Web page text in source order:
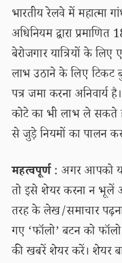
भारतीय रेलवे में महात्मा
अधिनियम द्वारा
बेरोजगार यात्रियों के
लाभ उठाने के लिए टिकट
पत्र जमा करना अनिवार्य
कोटे का भी लाभ ले
से जुड़े नियमों का पालन
महत्वपूर्ण: अगर आपको
तो इसे शेयर करना न
तरह के लेख/समाचार
गए ‘फॉलो’ बटन को
की खबरें शेयर करें। शेयर